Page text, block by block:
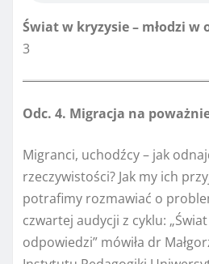
Świat w kryzysie – młodzi w
3
Odc. 4. Migracja na
Migranci, uchodźcy – jak
rzeczywistości? Jak my ich
potrafimy rozmawiać o
czwartej audycji z cyklu:
odpowiedzi” mówiła dr